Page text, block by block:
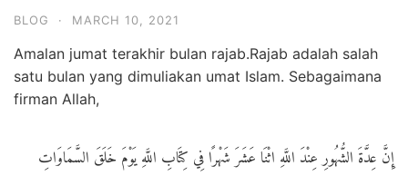
BLOG · MARCH 10, 2021
Amalan jumat terakhir bulan rajab.Rajab adalah salah
satu bulan yang dimuliakan umat Islam. Sebagaimana
firman Allah,
إِنَّ عِدَّةَ الشُّهُورِ عِنْدَ اللَّهِ اثْنَا عَشَرَ شَهْرًا فِي كِتَابِ اللَّهِ يَوْمَ خَلَقَ السَّمَاوَاتِ